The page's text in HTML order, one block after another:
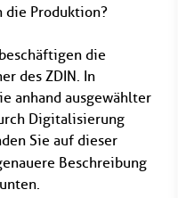
die Produktion?
die
des ZDIN. In
anhand ausgewählter
Digitalisierung
Sie auf dieser
Beschreibung